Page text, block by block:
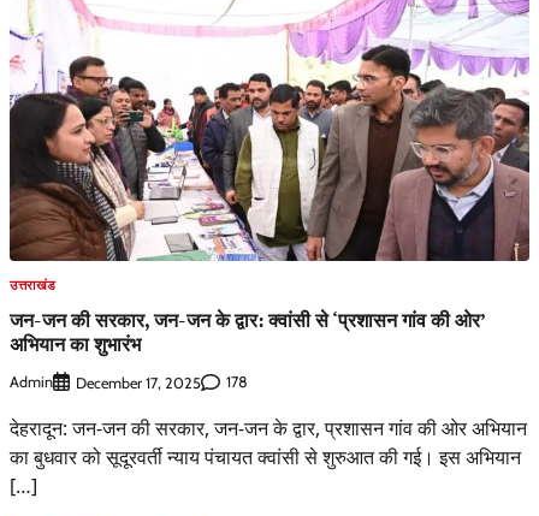
उत्तराखंड
जन-जन की सरकार, जन-जन के द्वार: क्वांसी से ‘प्रशासन गांव की ओर’
अभियान का शुभारंभ
Admin December 17, 2025 178
देहरादून: जन-जन की सरकार, जन-जन के द्वार, प्रशासन गांव की ओर अभियान
का बुधवार को सूदूरवर्ती न्याय पंचायत क्वांसी से शुरुआत की गई। इस अभियान
[…]